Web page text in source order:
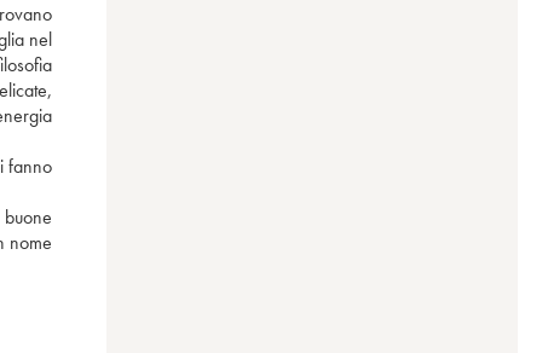
nel
fanno
nome